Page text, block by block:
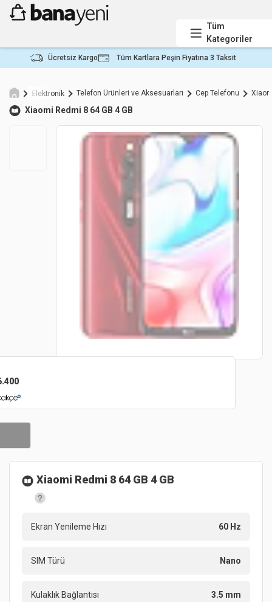
Tüm
Kategoriler
Ücretsiz Kargo Tüm Kartlara Peşin Fiyatına 3 Taksit
Elektronik Telefon Ürünleri ve Aksesuarları Cep Telefonu
Xiaomi Redmi 8 64 GB 4 GB
Xiaomi Redmi 8 64 GB 4 GB
Ekran Yenileme Hızı 60 Hz
SIM Türü Nano
Kulaklık Bağlantısı 3.5 mm